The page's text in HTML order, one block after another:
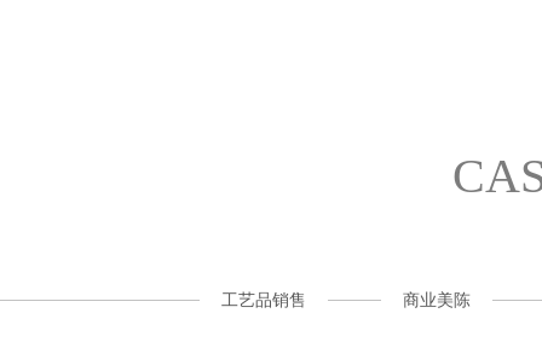
工艺品销售 商业美陈